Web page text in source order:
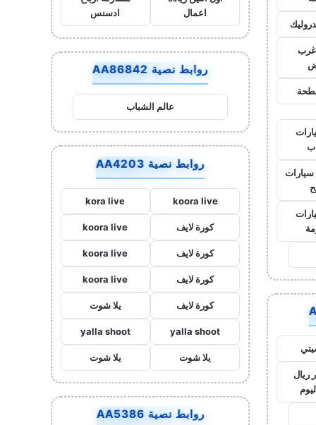
ريال
اعمال
ادسنس
روابط نصية AA86842
عالم الشباب
روابط نصية AA4203
koora live
kora live
كورة لايف koora live
كورة لايف koora live
كورة لايف koora live
كورة لايف يلا شوت
yalla shoot
yalla shoot
يلا شوت يلا شوت
روابط نصية AA5386